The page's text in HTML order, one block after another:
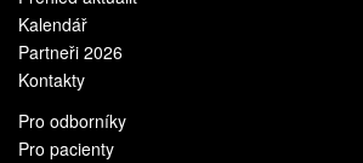
Kalendář
Partneři 2026
Kontakty
Pro odborníky
Pro pacienty